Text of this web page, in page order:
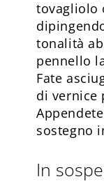
tovagliolo
tonalità
pennello
Fate
di vernice
sostegno
In